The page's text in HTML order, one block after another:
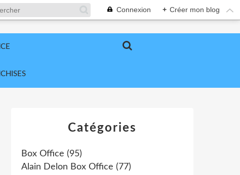
Connexion + Créer mon blog
Catégories
Box Office (95)
Alain Delon Box Office (77)